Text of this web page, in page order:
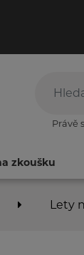
Právě
zkoušku
Lety